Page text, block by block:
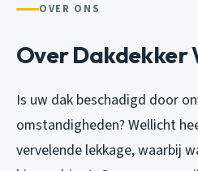
OVER ONS
Over Dakdekker
Is uw dak beschadigd door
omstandigheden? Wellicht
vervelende lekkage, waarbij